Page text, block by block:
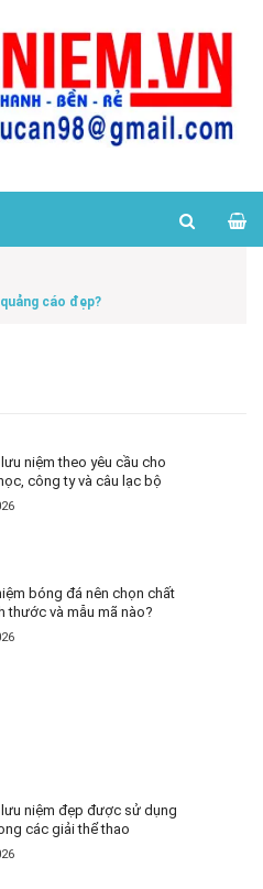
cáo đẹp?
niệm theo yêu cầu cho
công ty và câu lạc bộ
bóng đá nên chọn chất
thước và mẫu mã nào?
niệm đẹp được sử dụng
các giải thể thao